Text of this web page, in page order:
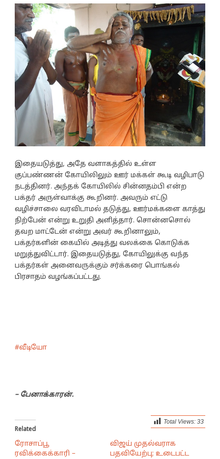
இதையடுத்து, அதே வளாகத்தில் உள்ள
குப்பண்ணன் கோயிலிலும் ஊர் மக்கள் கூடி வழிபாடு
நடத்தினர். அந்தக் கோயிலில் சின்னதம்பி என்ற
பக்தர் அருள்வாக்கு கூறினர். அவரும் எட்டு
வழிச்சாலை வரவிடாமல் தடுத்து, ஊர்மக்களை காத்து
நிற்பேன் என்று உறுதி அளித்தார். சொன்னசொல்
தவற மாட்டேன் என்று அவர் கூறினாலும்,
பக்தர்களின் கையில் அடித்து வலக்கை கொடுக்க
மறுத்துவிட்டார். இதையடுத்து, கோயிலுக்கு வந்த
பக்தர்கள் அனைவருக்கும் சர்க்கரை பொங்கல்
பிரசாதம் வழங்கப்பட்டது.
#வீடியோ
– பேனாக்காரன்.
Total Views: 33
Related
ரோசாப்பூ
ரவிக்கைக்காரி –
விஜய் முதல்வராக
பதவியேற்பு; உடைபட்ட